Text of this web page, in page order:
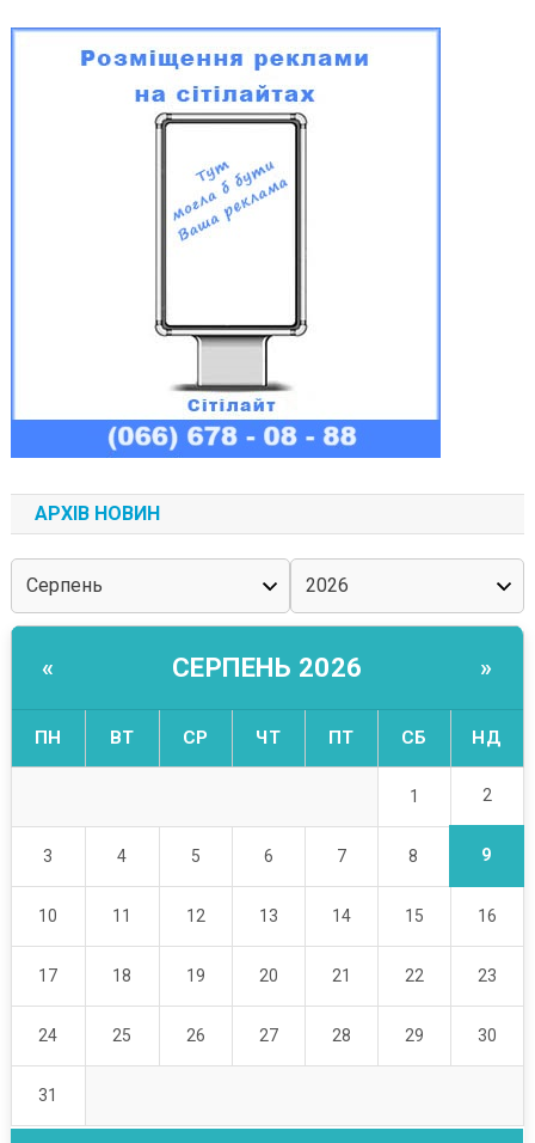
АРХІВ НОВИН
« СЕРПЕНЬ 2026 »
ПН ВТ СР ЧТ ПТ СБ НД
1 2
3 4 5 6 7 8 9
10 11 12 13 14 15 16
17 18 19 20 21 22 23
24 25 26 27 28 29 30
31